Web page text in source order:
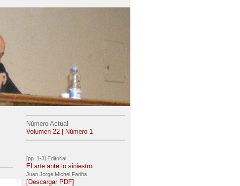
Número Actual
Volumen 22 | Número 1
[pp. 1-3] Editorial
El arte ante lo siniestro
Juan Jorge Michel Fariña
[Descargar PDF]